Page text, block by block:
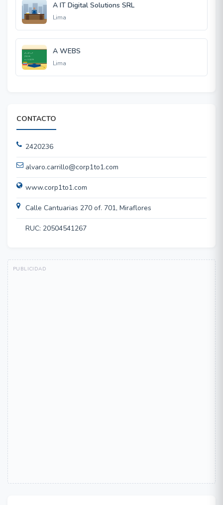
A IT Digital Solutions SRL
Lima
A WEBS
Lima
CONTACTO
2420236
alvaro.carrillo@corp1to1.com
www.corp1to1.com
Calle Cantuarias 270 of. 701, Miraflores
RUC: 20504541267